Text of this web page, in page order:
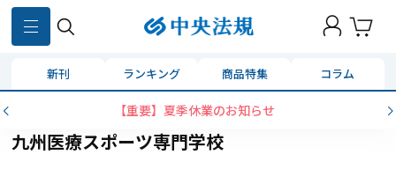
新刊 ランキング 商品特集 コラム
【重要】夏季休業のお知らせ
九州医療スポーツ専門学校